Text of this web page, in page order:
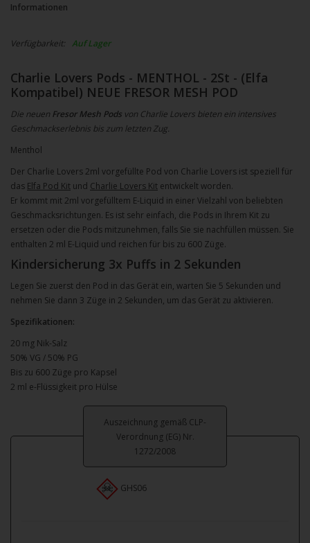
Informationen
Verfügbarkeit: Auf Lager
Charlie Lovers Pods - MENTHOL - 2St - (Elfa
Kompatibel) NEUE FRESOR MESH POD
Die neuen Fresor Mesh Pods von Charlie Lovers bieten ein intensives
Geschmackserlebnis bis zum letzten Zug.
Menthol
Der Charlie Lovers 2ml vorgefüllte Pod von Charlie Lovers ist speziell für
das Elfa Pod Kit und Charlie Lovers Kit entwickelt worden.
Er kommt mit 2ml vorgefülltem E-Liquid in einer Vielzahl von beliebten
Geschmacksrichtungen. Es ist sehr einfach, die Pods in Ihrem Kit zu
ersetzen oder die Pods mitzunehmen, falls Sie sie nachfüllen müssen. Sie
enthalten 2 ml E-Liquid und reichen für bis zu 600 Züge.
Kindersicherung 3x Puffs in 2 Sekunden
Legen Sie zuerst den Pod in das Gerät ein, warten Sie 5 Sekunden und
nehmen Sie dann 3 Züge in 2 Sekunden, um das Gerät zu aktivieren.
Spezifikationen:
20 mg Nik-Salz
50% VG / 50% PG
Bis zu 600 Züge pro Kapsel
2 ml e-Flüssigkeit pro Hülse
Auszeichnung gemäß CLP-
Verordnung (EG) Nr.
1272/2008
GHS06